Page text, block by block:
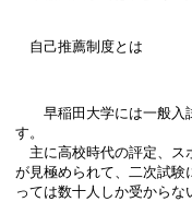
自己推薦制度とは
早稲田大学には一般入
す。
主に高校時代の評定、ス
が見極められて、二次試験
っては数十人しか受からな